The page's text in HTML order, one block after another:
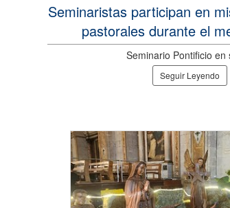
Seminaristas participan en
pastorales durante el
Seminario Pontificio en
Seguir Leyendo